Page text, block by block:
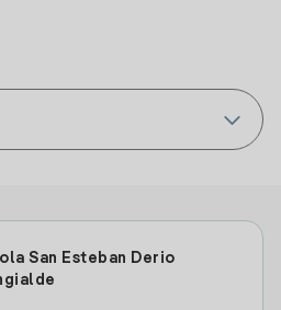
San Esteban Derio